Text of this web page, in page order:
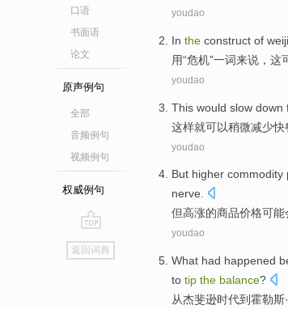
口语
书面语
论文
原声例句
全部
音频例句
视频例句
权威例句
go
top
返回词典
youdao
In the construct of weiji,
用“危机”一词来说， 这
youdao
This would slow down
这样就可以稍微减少快
youdao
But higher commodity
nerve.
但高涨的商品价格可能
youdao
What had happened
to tip the balance?
从杰斐逊时代到霍勒斯·